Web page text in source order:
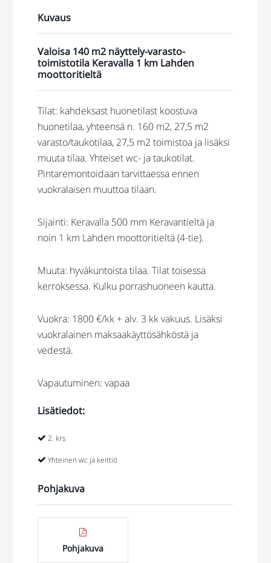
Kuvaus
Valoisa 140 m2 näyttely-varasto-
toimistotila Keravalla 1 km Lahden
moottoritieltä
Tilat: kahdeksast huonetilast koostuva
huonetilaa, yhteensä n. 160 m2, 27,5 m2
varasto/taukotilaa, 27,5 m2 toimistoa ja lisäksi
muuta tilaa. Yhteiset wc- ja taukotilat.
Pintaremontoidaan tarvittaessa ennen
vuokralaisen muuttoa tilaan.
Sijainti: Keravalla 500 mm Keravantieltä ja
noin 1 km Lahden moottoritieltä (4-tie).
Muuta: hyväkuntoista tilaa. Tilat toisessa
kerroksessa. Kulku porrashuoneen kautta.
Vuokra: 1800 €/kk + alv. 3 kk vakuus. Lisäksi
vuokralainen maksaakäyttösähköstä ja
vedestä.
Vapautuminen: vapaa
Lisätiedot:
2. krs
Yhteinen wc ja keittiö
Pohjakuva
Pohjakuva